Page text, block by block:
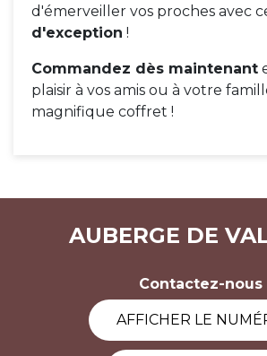
d'émerveiller vos proches avec
d'exception !
Commandez dès maintenant
plaisir à vos amis ou à votre
magnifique coffret !
AUBERGE DE
Contactez-nous
AFFICHER LE